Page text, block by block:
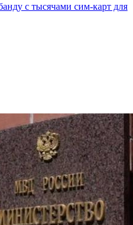
с тысячами сим-карт для